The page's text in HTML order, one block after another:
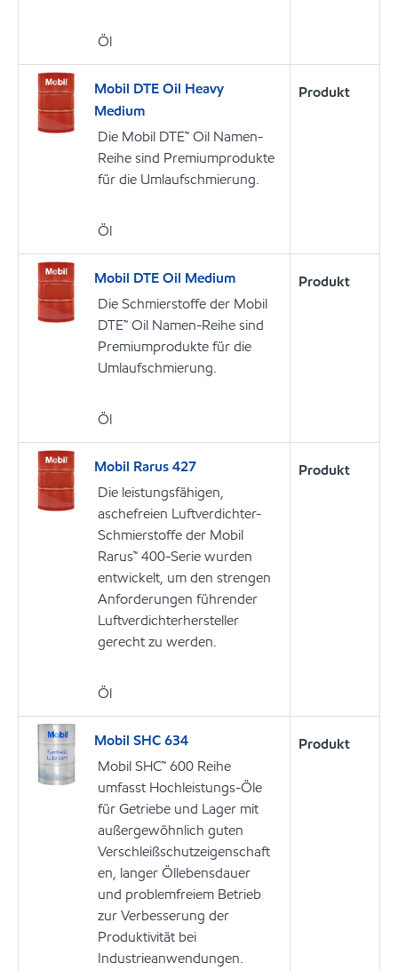
Öl
Mobil DTE Oil Heavy
Medium
Die Mobil DTE™ Oil Namen-
Reihe sind Premiumprodukte
für die Umlaufschmierung.
Öl
Produkt
Mobil DTE Oil Medium
Die Schmierstoffe der Mobil
DTE™ Oil Namen-Reihe sind
Premiumprodukte für die
Umlaufschmierung.
Öl
Produkt
Mobil Rarus 427
Die leistungsfähigen,
aschefreien Luftverdichter-
Schmierstoffe der Mobil
Rarus™ 400-Serie wurden
entwickelt, um den strengen
Anforderungen führender
Luftverdichterhersteller
gerecht zu werden.
Öl
Produkt
Mobil SHC 634
Mobil SHC™ 600 Reihe
umfasst Hochleistungs-Öle
für Getriebe und Lager mit
außergewöhnlich guten
Verschleißschutzeigenschaft
en, langer Öllebensdauer
und problemfreiem Betrieb
zur Verbesserung der
Produktivität bei
Industrieanwendungen.
Produkt